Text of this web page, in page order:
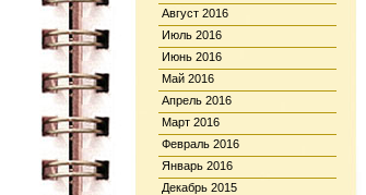
Август 2016
Июль 2016
Июнь 2016
Май 2016
Апрель 2016
Март 2016
Февраль 2016
Январь 2016
Декабрь 2015